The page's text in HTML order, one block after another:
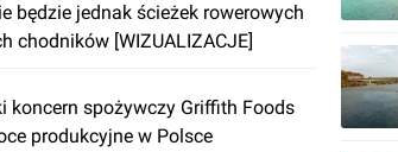
będzie jednak ścieżek rowerowych
chodników [WIZUALIZACJE]
koncern spożywczy Griffith Foods
produkcyjne w Polsce